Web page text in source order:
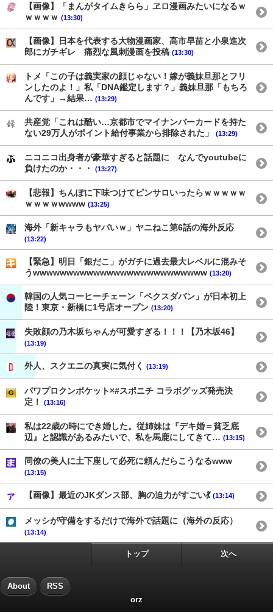
【画像】「まんがタイムきらら」ヱロ漫画みたいになるｗ
ｗｗｗｗ (13:30)
【画像】日本を代表する大物漫画家、高市早苗と小泉進次
郎にガチギレ 痛烈な風刺漫画を投稿 (13:30)
トメ「この子は義実家の顔じゃない！嫁が義妹旦那とフリ
ンしたのよ！」私「DNA鑑定します？」義妹旦那「もちろ
んです」→結果… (13:29)
共産党「これは酷い…京都市でマイナンバーカードを持た
ない29万人がポイント給付事業から排除された」
(13:29)
ニコニコ出身者が豪華すぎると話題に なんでyoutubeに
負けたのか・・・
(13:27)
【悲報】ちんぽに下味つけてピンサロいったらｗｗｗｗｗ
ｗｗｗｗwwww (13:25)
海外「新キャラもヤバいｗ」ヤニねこ第6話の海外反応
(13:22)
【緊急】明日「銀だこ」がガチに過去最大レベルに混みそ
うwwwwwwwwwwwwwwwwwwwwwwwwww (13:20)
韓国の人気コーヒーチェーン「ペクスダバン」が日本初上
陸！東京・新橋に1号店オープン (13:20)
失敗顔の乃木坂ちゃんが可愛すぎる！！！【乃木坂46】
(13:19)
外人、スクエニの真実に気付く (13:19)
パワプロクンポケット×#スポニチ コラボグッズ発売決
定！
(13:16)
私は22歳の時にでき婚した。従姉妹は『デキ婚＝貧乏底
辺』と認識があるみたいで、私を馬鹿にしてきて… (13:15)
同僚の美人に土下座して必死に頼んだらこうなるwww
(13:15)
【画像】最近のJKダンス部、胸の迫力がすごい💃 (13:14)
メッシが守備をするだけで海外で話題に（海外の反応）
(13:14)
トップ 次へ
About RSS
orz